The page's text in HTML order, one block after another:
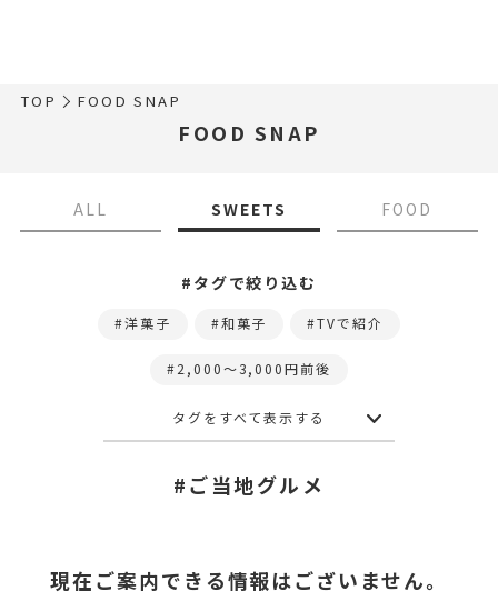
TOP FOOD SNAP
FOOD SNAP
ALL SWEETS FOOD
#タグで絞り込む
洋菓子 和菓子 TVで紹介
2,000〜3,000円前後
タグをすべて表示する
#ご当地グルメ
現在ご案内できる情報はございません。